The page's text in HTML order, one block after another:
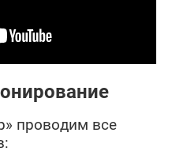
проводим все